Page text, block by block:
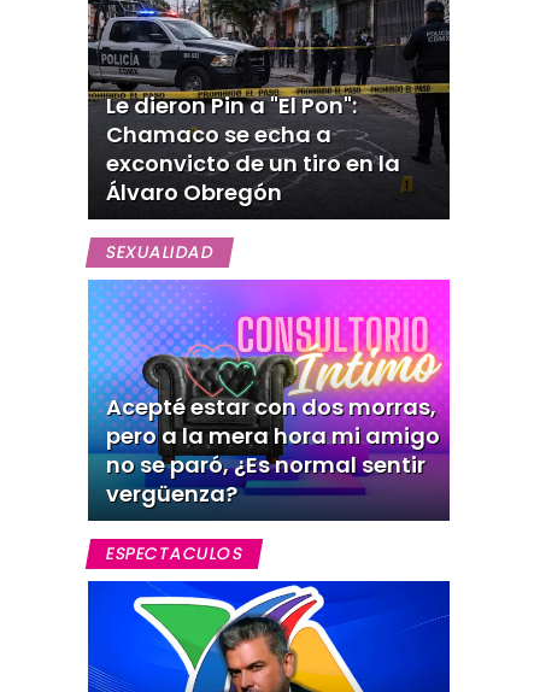
Le dieron Pin a "El Pon":
Chamaco se echa a
exconvicto de un tiro en la
Álvaro Obregón
SEXUALIDAD
Acepté estar con dos morras,
pero a la mera hora mi amigo
no se paró, ¿Es normal sentir
vergüenza?
ESPECTACULOS